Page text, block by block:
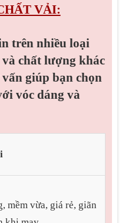
VẢI:
trên nhiều loại
chất lượng khác
giúp bạn chọn
vóc dáng và
mềm vừa, giá rẻ, giãn